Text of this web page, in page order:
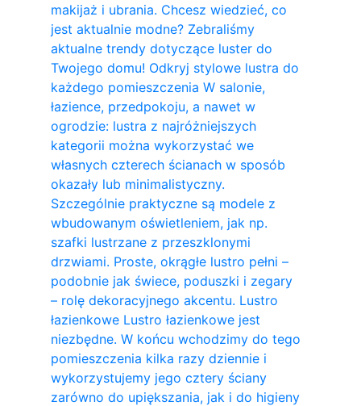
makijaż i ubrania. Chcesz wiedzieć, co
jest aktualnie modne? Zebraliśmy
aktualne trendy dotyczące luster do
Twojego domu! Odkryj stylowe lustra do
każdego pomieszczenia W salonie,
łazience, przedpokoju, a nawet w
ogrodzie: lustra z najróżniejszych
kategorii można wykorzystać we
własnych czterech ścianach w sposób
okazały lub minimalistyczny.
Szczególnie praktyczne są modele z
wbudowanym oświetleniem, jak np.
szafki lustrzane z przeszklonymi
drzwiami. Proste, okrągłe lustro pełni –
podobnie jak świece, poduszki i zegary
– rolę dekoracyjnego akcentu. Lustro
łazienkowe Lustro łazienkowe jest
niezbędne. W końcu wchodzimy do tego
pomieszczenia kilka razy dziennie i
wykorzystujemy jego cztery ściany
zarówno do upiększania, jak i do higieny